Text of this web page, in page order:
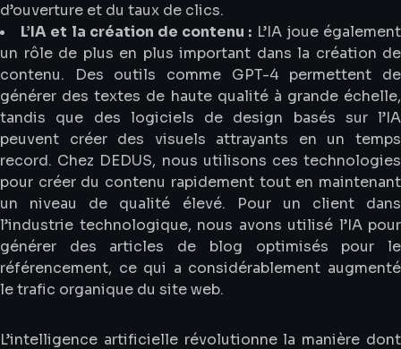
d’ouverture et du taux de clics.
L’IA et la création de contenu : L’IA joue également
un rôle de plus en plus important dans la création de
contenu. Des outils comme GPT-4 permettent de
générer des textes de haute qualité à grande échelle,
tandis que des logiciels de design basés sur l’IA
peuvent créer des visuels attrayants en un temps
record. Chez DEDUS, nous utilisons ces technologies
pour créer du contenu rapidement tout en maintenant
un niveau de qualité élevé. Pour un client dans
l’industrie technologique, nous avons utilisé l’IA pour
générer des articles de blog optimisés pour le
référencement, ce qui a considérablement augmenté
le trafic organique du site web.
L’intelligence artificielle révolutionne la manière dont